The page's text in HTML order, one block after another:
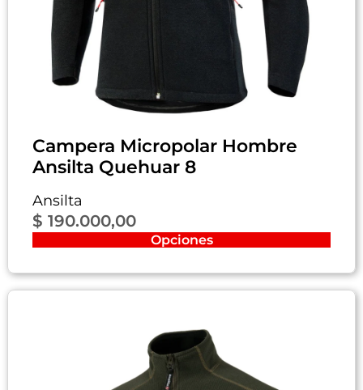
Campera Micropolar Hombre
Ansilta Quehuar 8
Ansilta
$ 190.000,00
Opciones